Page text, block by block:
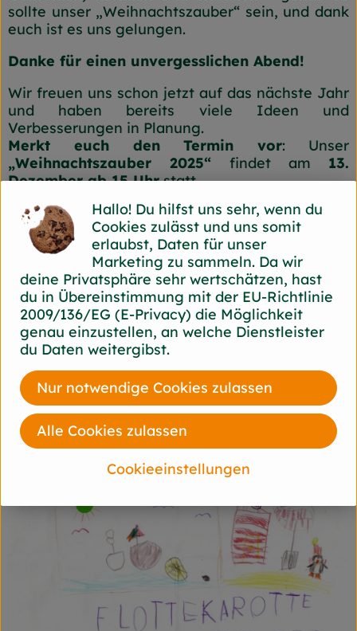
sollte unser „Weihnachtszauber“ sein, und dank
euch ist es uns gelungen.
Danke für einen unvergesslichen Abend!
Wir freuen uns schon jetzt auf das nächste Jahr
und haben bereits viele Ideen und
Verbesserungen in Planung.
Merkt euch den Termin vor: Unser
„Weihnachtszauber 2025“ findet am 13.
Dezember ab 15 Uhrstatt.
Hallo! Du hilfst uns sehr, wenn du
Cookies zulässt und uns somit
erlaubst, Daten für unser
Marketing zu sammeln. Da wir
deine Privatsphäre sehr wertschätzen, hast
du in Übereinstimmung mit der EU-Richtlinie
2009/136/EG (E-Privacy) die Möglichkeit
genau einzustellen, an welche Dienstleister
du Daten weitergibst.
Cookieeinstellungen
Nur notwendige Cookies zulassen
Alle Cookies zulassen